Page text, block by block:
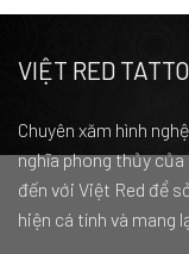
VIỆT RED TATTO
Chuyên xăm hình
nghĩa phong thủy
đến với Việt Red để
hiện cá tính và mang